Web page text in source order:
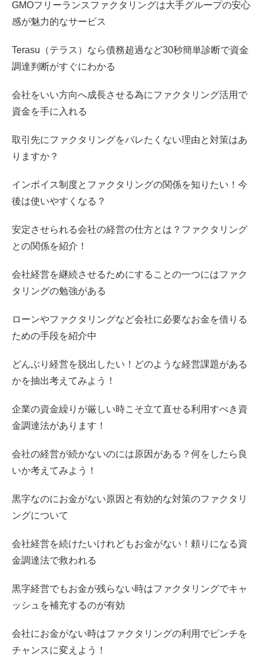
GMOフリーランスファクタリングは大手グループの安心
感が魅力的なサービス
Terasu（テラス）なら債務超過など30秒簡単診断で資金
調達判断がすぐにわかる
会社をいい方向へ成長させる為にファクタリング活用で
資金を手に入れる
取引先にファクタリングをバレたくない理由と対策はあ
りますか？
インボイス制度とファクタリングの関係を知りたい！今
後は使いやすくなる？
安定させられる会社の経営の仕方とは？ファクタリング
との関係を紹介！
会社経営を継続させるためにすることの一つにはファク
タリングの勉強がある
ローンやファクタリングなど会社に必要なお金を借りる
ための手段を紹介中
どんぶり経営を脱出したい！どのような経営課題がある
かを抽出考えてみよう！
企業の資金繰りが厳しい時こそ立て直せる利用すべき資
金調達法があります！
会社の経営が続かないのには原因がある？何をしたら良
いか考えてみよう！
黒字なのにお金がない原因と有効的な対策のファクタリ
ングについて
会社経営を続けたいけれどもお金がない！頼りになる資
金調達法で救われる
黒字経営でもお金が残らない時はファクタリングでキャ
ッシュを補充するのが有効
会社にお金がない時はファクタリングの利用でピンチを
チャンスに変えよう！